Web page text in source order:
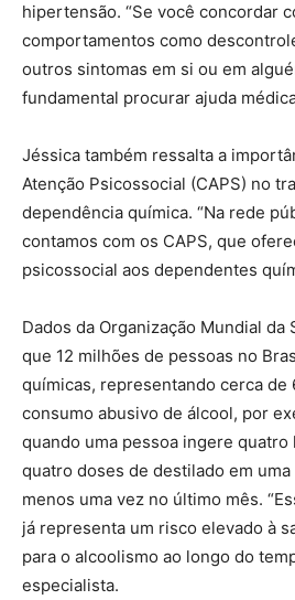
hipertensão. “Se você concordar
comportamentos como
outros sintomas em si ou em
fundamental procurar ajuda
Jéssica também ressalta a
Atenção Psicossocial (CAPS) no
dependência química. “Na rede
contamos com os CAPS, que
psicossocial aos dependentes
Dados da Organização Mundial da
que 12 milhões de pessoas no
químicas, representando cerca de
consumo abusivo de álcool, por
quando uma pessoa ingere quatro
quatro doses de destilado em
menos uma vez no último mês.
já representa um risco elevado à
para o alcoolismo ao longo do
especialista.